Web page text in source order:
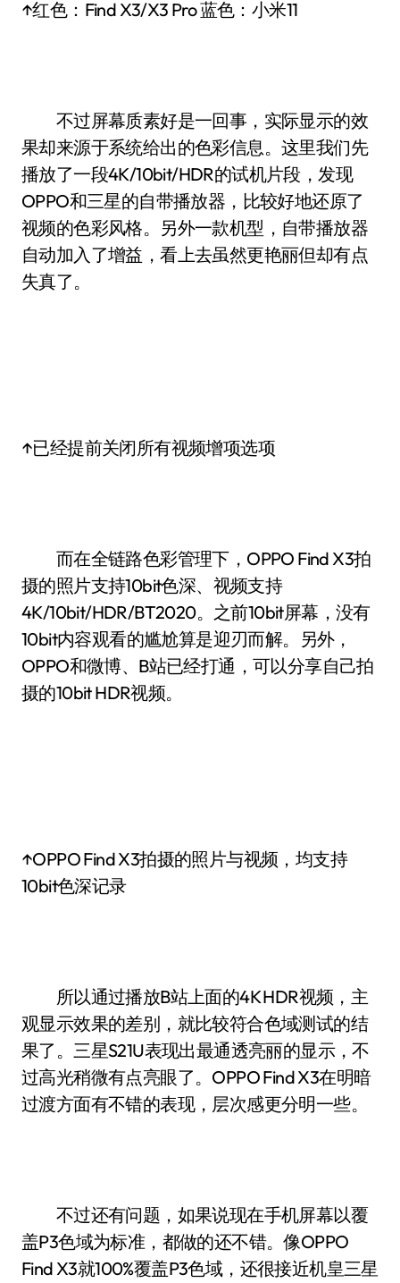
↑红色：Find X3/X3 Pro 蓝色：小米11
不过屏幕质素好是一回事，实际显示的效
果却来源于系统给出的色彩信息。这里我们先
播放了一段4K/10bit/HDR的试机片段，发现
OPPO和三星的自带播放器，比较好地还原了
视频的色彩风格。另外一款机型，自带播放器
自动加入了增益，看上去虽然更艳丽但却有点
失真了。
↑已经提前关闭所有视频增项选项
而在全链路色彩管理下，OPPO Find X3拍
摄的照片支持10bit色深、视频支持
4K/10bit/HDR/BT2020。之前10bit屏幕，没有
10bit内容观看的尴尬算是迎刃而解。另外，
OPPO和微博、B站已经打通，可以分享自己拍
摄的10bit HDR视频。
↑OPPO Find X3拍摄的照片与视频，均支持
10bit色深记录
所以通过播放B站上面的4K HDR视频，主
观显示效果的差别，就比较符合色域测试的结
果了。三星S21U表现出最通透亮丽的显示，不
过高光稍微有点亮眼了。OPPO Find X3在明暗
过渡方面有不错的表现，层次感更分明一些。
不过还有问题，如果说现在手机屏幕以覆
盖P3色域为标准，都做的还不错。像OPPO
Find X3就100%覆盖P3色域，还很接近机皇三星